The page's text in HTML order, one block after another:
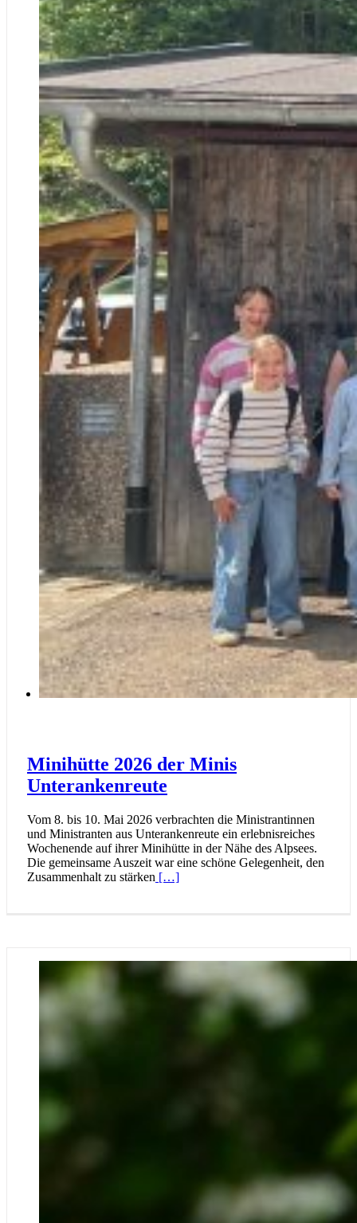
Minihütte 2026 der Minis
Unterankenreute
Vom 8. bis 10. Mai 2026 verbrachten die Ministrantinnen
und Ministranten aus Unterankenreute ein erlebnisreiches
Wochenende auf ihrer Minihütte in der Nähe des Alpsees.
Die gemeinsame Auszeit war eine schöne Gelegenheit, den
Zusammenhalt zu stärken […]